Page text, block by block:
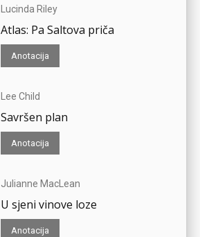
Lucinda Riley
Atlas: Pa Saltova priča
Anotacija
Lee Child
Savršen plan
Anotacija
Julianne MacLean
U sjeni vinove loze
Anotacija